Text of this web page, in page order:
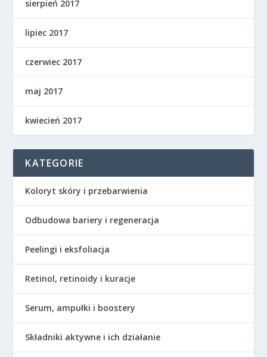
sierpień 2017
lipiec 2017
czerwiec 2017
maj 2017
kwiecień 2017
KATEGORIE
Koloryt skóry i przebarwienia
Odbudowa bariery i regeneracja
Peelingi i eksfoliacja
Retinol, retinoidy i kuracje
Serum, ampułki i boostery
Składniki aktywne i ich działanie